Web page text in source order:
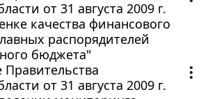
от 31 августа 2009 г.
качества финансового
распорядителей
бюджета"
от 31 августа 2009 г.